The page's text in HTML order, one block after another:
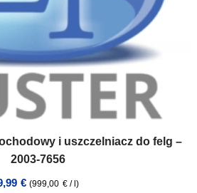
i uszczelniacz do felg –
2003-7656
€ (999,00 €/l)